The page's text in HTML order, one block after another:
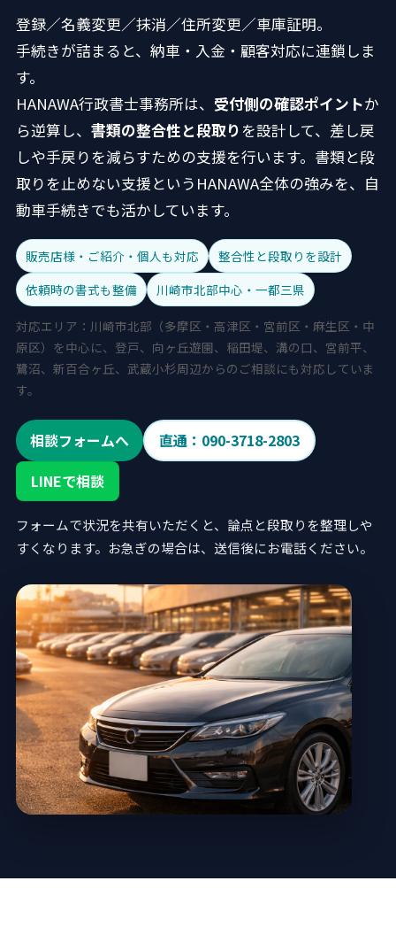
登録／名義変更／抹消／住所変更／車庫証明。
手続きが詰まると、納車・入金・顧客対応に連鎖しま
す。
HANAWA行政書士事務所は、 受付側の確認ポイントか
ら逆算し、 書類の整合性と段取りを設計して、差し戻
しや手戻りを減らすための支援を行います。書類と段
取りを止めない支援というHANAWA全体の強みを、自
動車手続きでも活かしています。
販売店様・ご紹介・個人も対応
整合性と段取りを設計
依頼時の書式も整備
川崎市北部中心・一都三県
対応エリア：川崎市北部（多摩区・高津区・宮前区・麻生区・中
原区）を中心に、登戸、向ヶ丘遊園、稲田堤、溝の口、宮前平、
鷺沼、新百合ヶ丘、武蔵小杉周辺からのご相談にも対応していま
す。
相談フォームへ
直通：090-3718-2803
LINEで相談
フォームで状況を共有いただくと、論点と段取りを整理しや
すくなります。お急ぎの場合は、送信後にお電話ください。